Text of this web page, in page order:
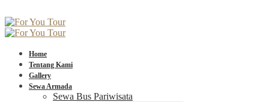
Home
Tentang Kami
Gallery
Sewa Armada
Sewa Bus Pariwisata